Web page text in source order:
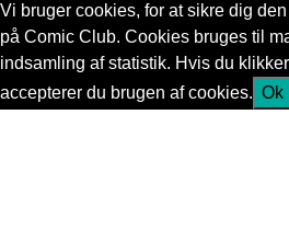
Vi bruger cookies, for at sikre dig
på Comic Club. Cookies bruges til
indsamling af statistik. Hvis du
accepterer du brugen af cookies. Ok